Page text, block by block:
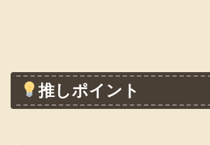
推しポイント